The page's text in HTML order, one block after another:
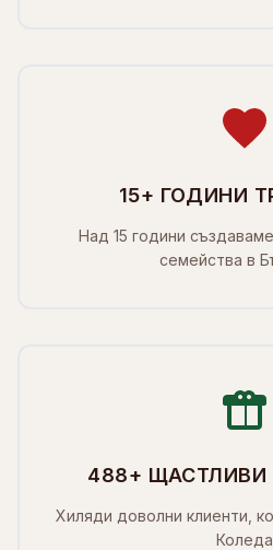
15+ ГОДИНИ
Над 15 години
семейства в
488+
Хиляди доволни клиенти,
Коледа